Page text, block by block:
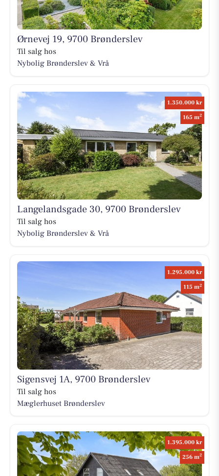
Ørnevej 19, 9700 Brønderslev
Til salg hos
Nybolig Brønderslev & Vrå
1.350.000 kr
165 m2
Langelandsgade 30, 9700 Brønderslev
Til salg hos
Nybolig Brønderslev & Vrå
1.295.000 kr
115 m2
Sigensvej 1A, 9700 Brønderslev
Til salg hos
Mæglerhuset Brønderslev
1.395.000 kr
256 m2